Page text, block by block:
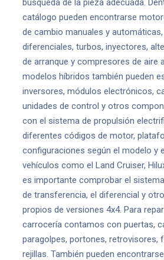
búsqueda de la pieza adecuada.
catálogo pueden encontrarse
de cambio manuales y
diferenciales, turbos, inyectores,
de arranque y compresores de aire
modelos híbridos también pueden
inversores, módulos electrónicos,
unidades de control y otros
con el sistema de propulsión
diferentes códigos de motor,
configuraciones según el modelo y
vehículos como el Land Cruiser,
es importante comprobar el
de transferencia, el diferencial y
propios de versiones 4x4. Para
carrocería contamos con puertas,
paragolpes, portones, retrovisores,
rejillas. También pueden